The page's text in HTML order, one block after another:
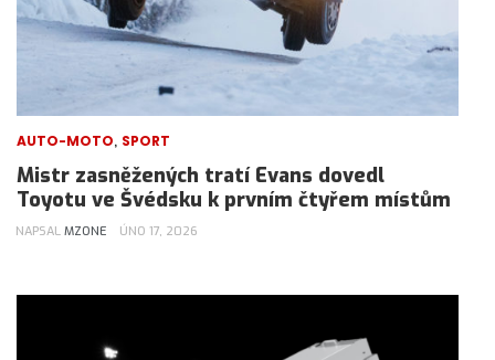
AUTO-MOTO, SPORT
Mistr zasněžených tratí Evans dovedl
Toyotu ve Švédsku k prvním čtyřem místům
NAPSAL MZONE ÚNO 17, 2026